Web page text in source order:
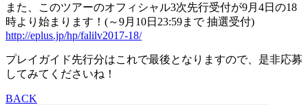
また、このツアーのオフィシャル3次先行受付が9月4日の18
時より始まります！(～9月10日23:59まで 抽選受付)
http://eplus.jp/hp/falilv2017-18/
プレイガイド先行分はこれで最後となりますので、是非応募
してみてくださいね！
BACK